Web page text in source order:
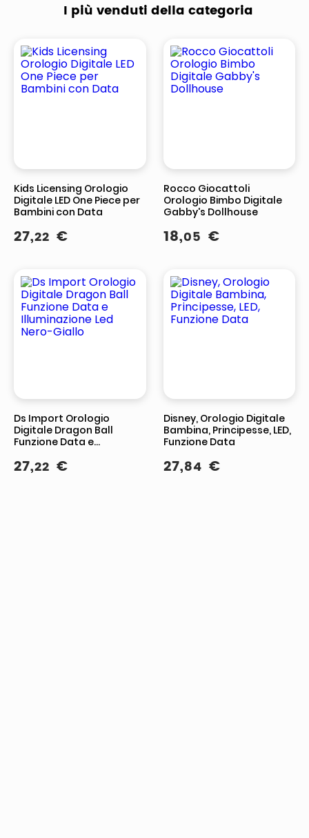
I più venduti della categoria
Kids Licensing Orologio
Digitale LED One Piece per
Bambini con Data
27,22 €
Rocco Giocattoli
Orologio Bimbo Digitale
Gabby's Dollhouse
18,05 €
Ds Import Orologio
Digitale Dragon Ball
Funzione Data e
Giallo
27,22 €
Disney, Orologio Digitale
Bambina, Principesse, LED,
Funzione Data
27,84 €